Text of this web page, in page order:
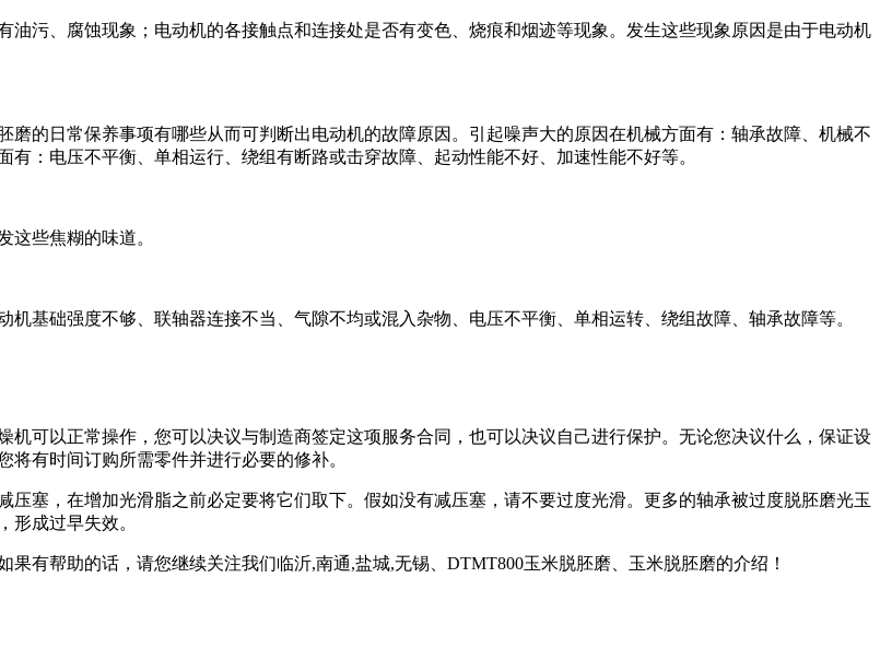
污、腐蚀现象；电动机的各接触点和连接处是否有变色、烧痕和烟迹等现象。发生这些现象原因是由于电动机
日常保养事项有哪些从而可判断出电动机的故障原因。引起噪声大的原因在机械方面有：轴承故障、机械不
：电压不平衡、单相运行、绕组有断路或击穿故障、起动性能不好、加速性能不好等。
些焦糊的味道。
础强度不够、联轴器连接不当、气隙不均或混入杂物、电压不平衡、单相运转、绕组故障、轴承故障等。
可以正常操作，您可以决议与制造商签定这项服务合同，也可以决议自己进行保护。无论您决议什么，保证设
有时间订购所需零件并进行必要的修补。
塞，在增加光滑脂之前必定要将它们取下。假如没有减压塞，请不要过度光滑。更多的轴承被过度脱胚磨光玉
形成过早失效。
有帮助的话，请您继续关注我们临沂,南通,盐城,无锡、DTMT800玉米脱胚磨、玉米脱胚磨的介绍！